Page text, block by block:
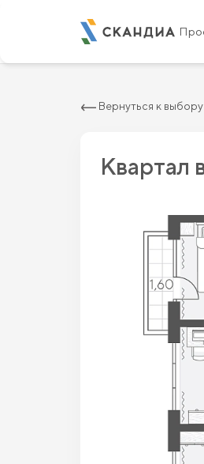
Вернуться к выбору
Квартал
Квартира c